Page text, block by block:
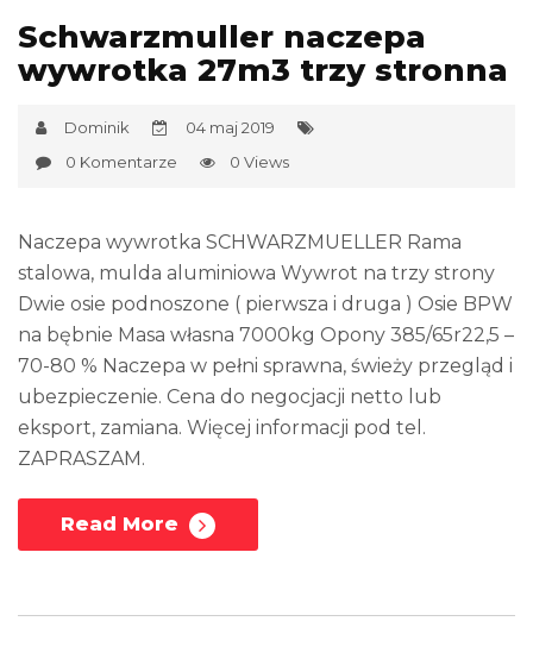
Schwarzmuller naczepa
wywrotka 27m3 trzy stronna
Dominik
04 maj 2019
0 Komentarze
0 Views
Naczepa wywrotka SCHWARZMUELLER Rama
stalowa, mulda aluminiowa Wywrot na trzy strony
Dwie osie podnoszone ( pierwsza i druga ) Osie BPW
na bębnie Masa własna 7000kg Opony 385/65r22,5 –
70-80 % Naczepa w pełni sprawna, świeży przegląd i
ubezpieczenie. Cena do negocjacji netto lub
eksport, zamiana. Więcej informacji pod tel.
ZAPRASZAM.
Read More